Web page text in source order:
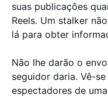
suas publicações
Reels. Um stalker
lá para obter
Não lhe darão o
seguidor daria. Vê-
espectadores de